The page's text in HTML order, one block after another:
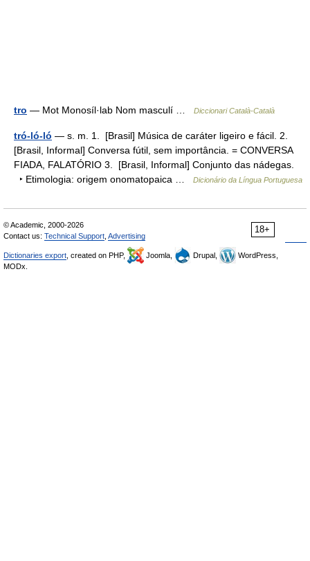
tro — Mot Monosíl·lab Nom masculí … Diccionari Català-Català
tró-ló-ló — s. m. 1. [Brasil] Música de caráter ligeiro e fácil. 2.
[Brasil, Informal] Conversa fútil, sem importância. = CONVERSA
FIADA, FALATÓRIO 3. [Brasil, Informal] Conjunto das nádegas.
‣ Etimologia: origem onomatopaica …
Dicionário da Língua Portuguesa
18+
© Academic, 2000-2026
Contact us: Technical Support Advertising
Dictionaries export , created on PHP, Joomla, Drupal,
WordPress,
MODx.